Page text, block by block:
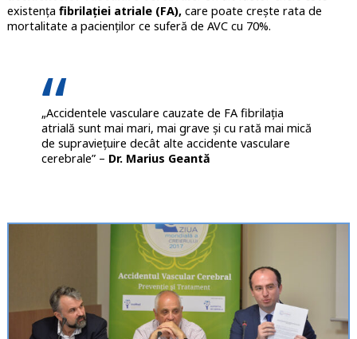
existența fibrilației atriale (FA), care poate crește rata de
mortalitate a pacienților ce suferă de AVC cu 70%.
„Accidentele vasculare cauzate de FA fibrilația
atrială sunt mai mari, mai grave și cu rată mai mică
de supraviețuire decât alte accidente vasculare
cerebrale” – Dr. Marius Geantă